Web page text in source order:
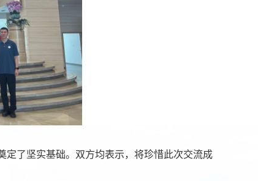
定了坚实基础。双方均表示，将珍惜此次交流成